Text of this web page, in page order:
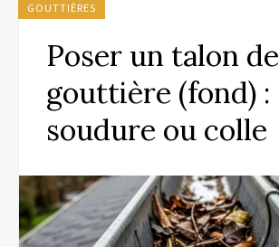
GOUTTIÈRES
Poser un talon de
gouttière (fond) :
soudure ou colle